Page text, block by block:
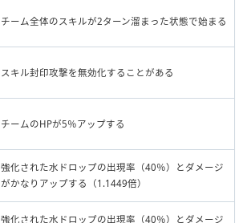
チーム全体のスキルが2ターン溜まった状態で始まる
スキル封印攻撃を無効化することがある
チームのHPが5％アップする
強化された水ドロップの出現率（40％）とダメージ
がかなりアップする（1.1449倍）
強化された水ドロップの出現率（40％）とダメージ